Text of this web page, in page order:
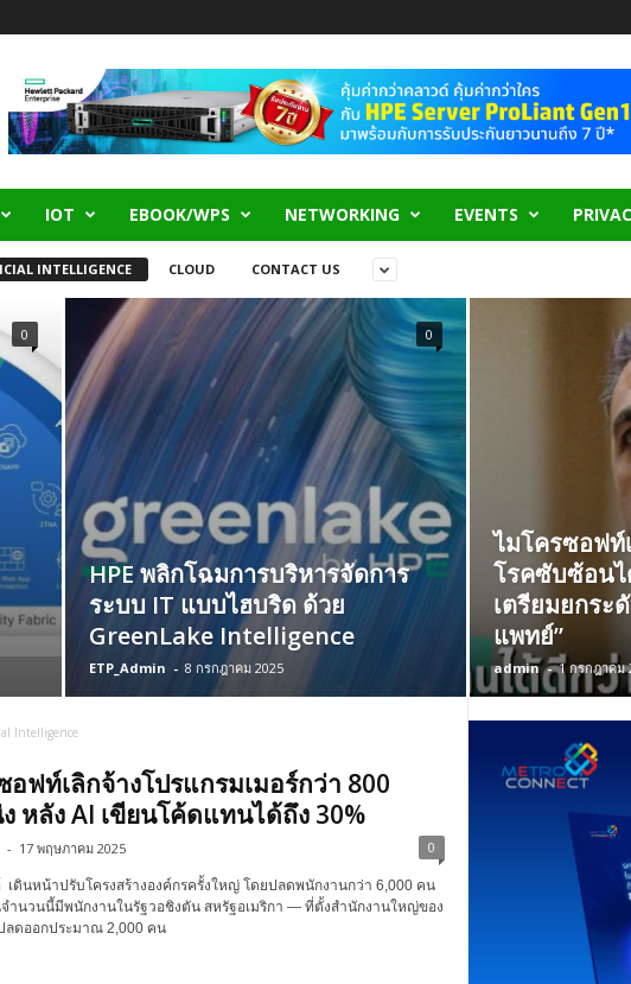
IOT EBOOK/WPS NETWORKING EVENTS
INTELLIGENCE CLOUD CONTACT US
0
HPE พลิกโฉมการบริหารจัดการ
ระบบ IT แบบไฮบริด ด้วย
GreenLake Intelligence
ETP_Admin - 8 กรกฎาคม 2025
0
ไมโครซอฟท์
โรคซับซ้อน
เตรียมยกระ
แพทย์”
admin - 1 กรกฎาคม
Intelligence
อฟท์เลิกจ้างโปรแกรมเมอร์กว่า 800
หลัง AI เขียนโค้ดแทนได้ถึง 30%
- 17 พฤษภาคม 2025 0
ดินหน้าปรับโครงสร้างองค์กรครั้งใหญ่ โดยปลดพนักงานกว่า 6,000 คน
ำนวนนี้มีพนักงานในรัฐวอชิงตัน สหรัฐอเมริกา — ที่ตั้งสำนักงานใหญ่ของ
ดออกประมาณ 2,000 คน